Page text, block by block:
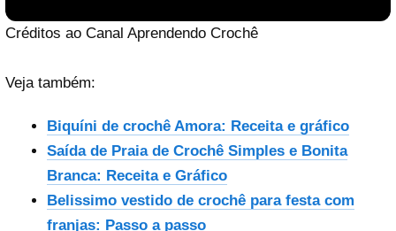
Créditos ao Canal Aprendendo Crochê
Veja também:
Biquíni de crochê Amora: Receita e gráfico
Saída de Praia de Crochê Simples e Bonita
Branca: Receita e Gráfico
Belissimo vestido de crochê para festa com
franjas: Passo a passo